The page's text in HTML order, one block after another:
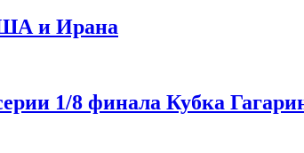
и Ирана
1/8 финала Кубка